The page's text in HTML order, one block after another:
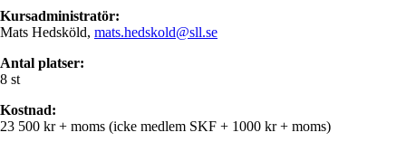
Kursadministratör:
Mats Hedsköld, mats.hedskold@sll.se
Antal platser:
8 st
Kostnad:
23 500 kr + moms (icke medlem SKF + 1000 kr + moms)